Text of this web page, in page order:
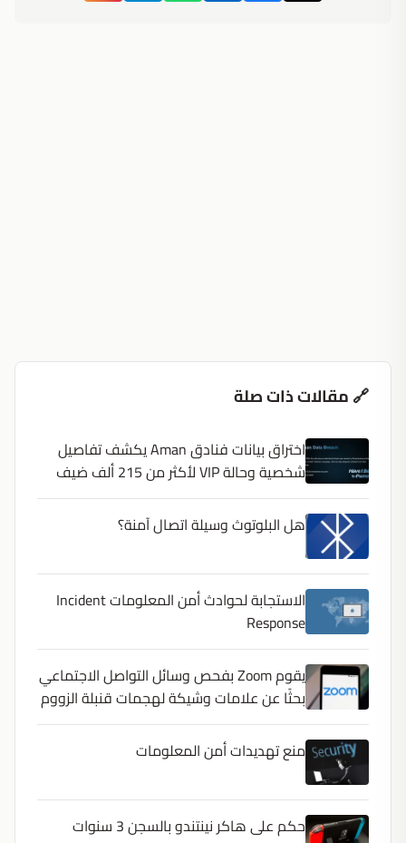
🔗 مقالات ذات صلة
اختراق بيانات فنادق Aman يكشف تفاصيل
شخصية وحالة VIP لأكثر من 215 ألف ضيف
هل البلوتوث وسيلة اتصال آمنة؟
الاستجابة لحوادث أمن المعلومات Incident
Response
يقوم Zoom بفحص وسائل التواصل الاجتماعي
بحثًا عن علامات وشيكة لهجمات قنبلة الزووم
منع تهديدات أمن المعلومات
حكم على هاكر نينتندو بالسجن 3 سنوات